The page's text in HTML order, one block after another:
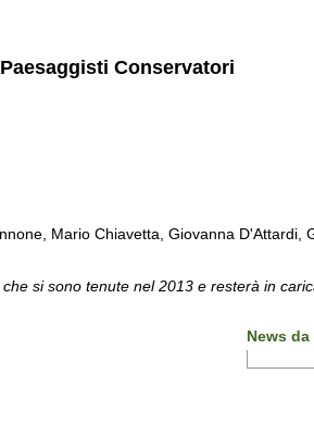
Conservatori
Mario Chiavetta, Giovanna
si sono tenute nel 2013 e resterà in
News